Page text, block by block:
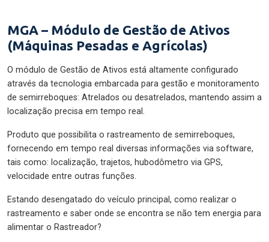
MGA – Módulo de Gestão de Ativos
(Máquinas Pesadas e Agrícolas)
O módulo de Gestão de Ativos está altamente configurado
através da tecnologia embarcada para gestão e monitoramento
de semirreboques: Atrelados ou desatrelados, mantendo assim a
localização precisa em tempo real.
Produto que possibilita o rastreamento de semirreboques,
fornecendo em tempo real diversas informações via software,
tais como: localização, trajetos, hubodômetro via GPS,
velocidade entre outras funções.
Estando desengatado do veículo principal, como realizar o
rastreamento e saber onde se encontra se não tem energia para
alimentar o Rastreador?